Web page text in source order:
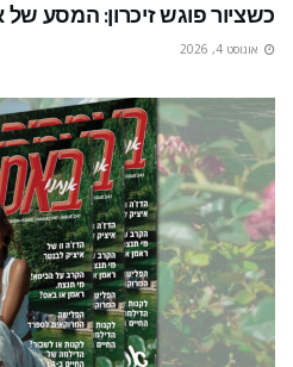
כשציור פוגש זיכרון: המסע
אוגוסט 4, 2026